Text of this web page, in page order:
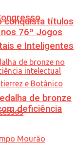
e Inteligentes
conquista títulos
76º Jogos
de bronze
deficiência